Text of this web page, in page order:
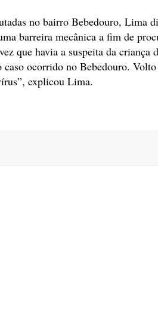
no bairro Bebedouro, Lima
barreira mecânica a fim de
que havia a suspeita da criança
ocorrido no Bebedouro.
explicou Lima.